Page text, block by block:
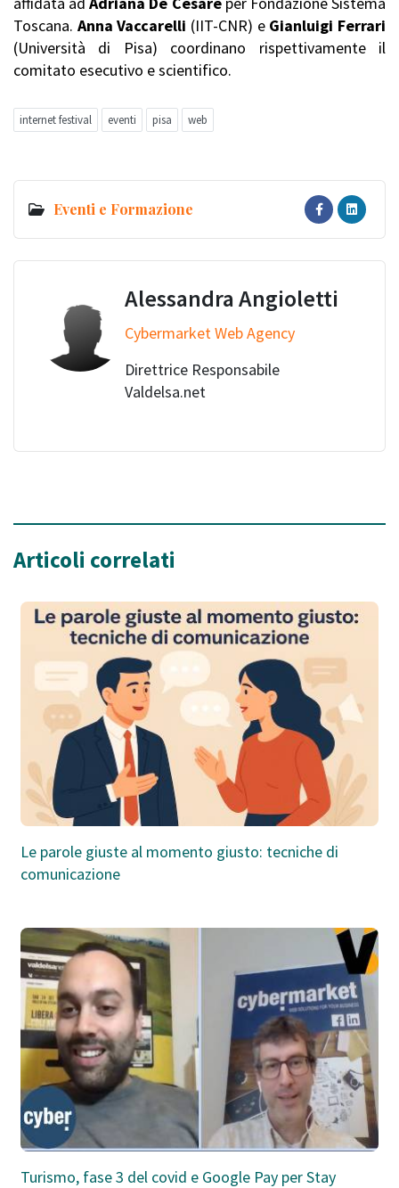
Toscana. Anna Vaccarelli (IIT-CNR) e Gianluigi Ferrari
(Università di Pisa) coordinano rispettivamente il
comitato esecutivo e scientifico.
internet festival eventi pisa web
Eventi e Formazione
Alessandra Angioletti
Cybermarket Web Agency
Direttrice Responsabile
Valdelsa.net
Articoli correlati
Le parole giuste al momento giusto: tecniche di
comunicazione
Turismo, fase 3 del covid e Google Pay per Stay